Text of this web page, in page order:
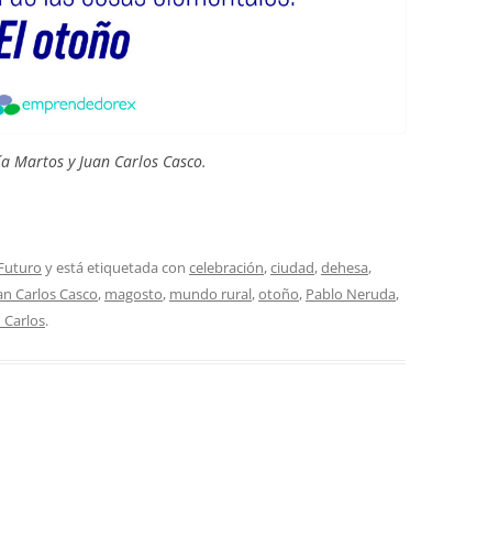
y Juan Carlos Casco.
y está etiquetada con celebración,ciudad,dehesa,
Carlos Casco, magosto, mundo rural,otoño, Pablo Neruda,
Carlos.